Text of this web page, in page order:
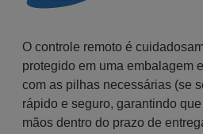
O controle remoto é
protegido em uma embalagem
com as pilhas necessárias (se
rápido e seguro, garantindo
mãos dentro do prazo de